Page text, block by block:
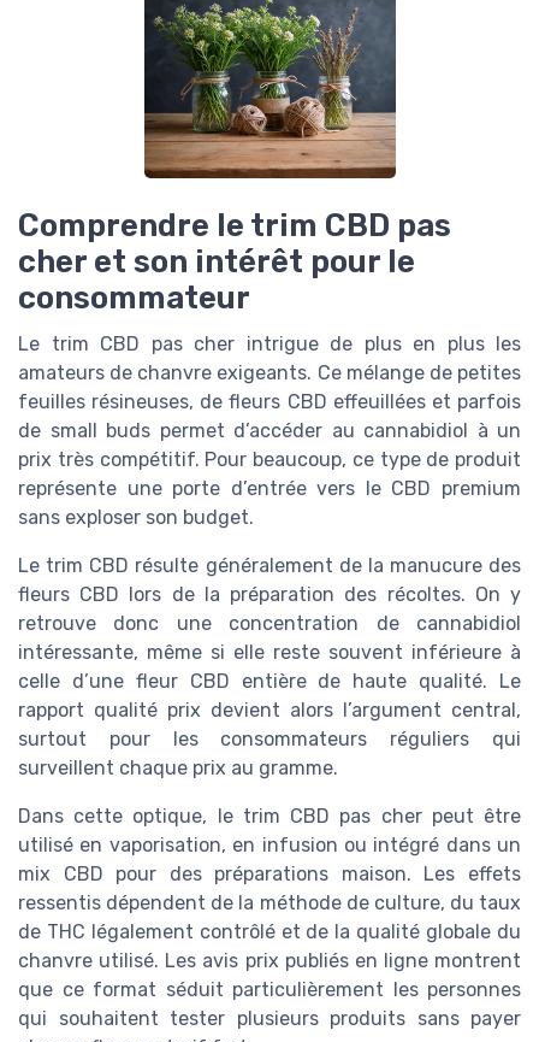
Comprendre le trim CBD pas
cher et son intérêt pour le
consommateur
Le trim CBD pas cher intrigue de plus en plus les
amateurs de chanvre exigeants. Ce mélange de petites
feuilles résineuses, de fleurs CBD effeuillées et parfois
de small buds permet d’accéder au cannabidiol à un
prix très compétitif. Pour beaucoup, ce type de produit
représente une porte d’entrée vers le CBD premium
sans exploser son budget.
Le trim CBD résulte généralement de la manucure des
fleurs CBD lors de la préparation des récoltes. On y
retrouve donc une concentration de cannabidiol
intéressante, même si elle reste souvent inférieure à
celle d’une fleur CBD entière de haute qualité. Le
rapport qualité prix devient alors l’argument central,
surtout pour les consommateurs réguliers qui
surveillent chaque prix au gramme.
Dans cette optique, le trim CBD pas cher peut être
utilisé en vaporisation, en infusion ou intégré dans un
mix CBD pour des préparations maison. Les effets
ressentis dépendent de la méthode de culture, du taux
de THC légalement contrôlé et de la qualité globale du
chanvre utilisé. Les avis prix publiés en ligne montrent
que ce format séduit particulièrement les personnes
qui souhaitent tester plusieurs produits sans payer